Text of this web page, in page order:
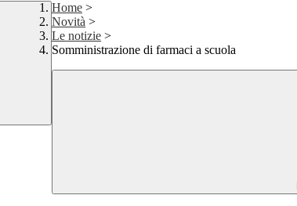
Home >
Novità >
Le notizie >
Somministrazione di farmaci a scuola